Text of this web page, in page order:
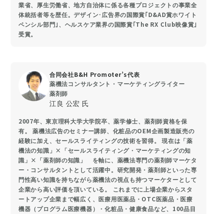
業省、厚生労働省、地方自治体に係る各種プロジェクトの事業全
体統括者等を歴任。デザイン･広告界の国際賞｢D&AD賞ホワイト
ペンシル部門｣、ヘルスケア業界の国際賞｢The RX Club映像賞｣
受賞。
合同会社B&H Promoter’s代表
薬機法コンサルタント・マーケティングライター
薬剤師
江良 公宏 氏
2007年、東京理科大学大学院卒、薬学修士、薬剤師資格を保
有。 薬機法広告のセミナー講師、化粧品のOEM企画製造販売の
経験に加え、セールスライティングの技術を習得。 現在は「薬
機法の知識」×「セールスライティング・マーケティングの知
識」×「薬剤師の知識」 を軸に、薬機法専門の薬剤師マーケタ
ー・コンサルタントとして活躍中。研究開発・薬剤師といった専
門性高い知識を持ちながら薬機法の視点も持つマーケターとして
企業から高い評価を頂いている。 これまでに上場企業からスタ
ートアップ企業まで幅広く、医療用医薬品・OTC医薬品・医療
機器（プログラム医療機器）・化粧品・健康食品など、100品目